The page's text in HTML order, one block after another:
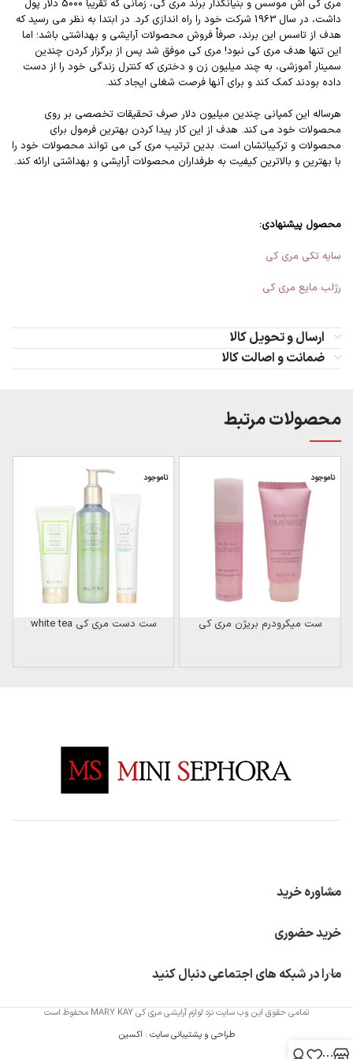
مری کی اش موسس و بنیانگذار برند مری کی، زمانی که تقریباٌ 5000 دلار پول
داشت، در سال 1963 شرکت خود را راه اندازی کرد. در ابتدا به نظر می رسید که
هدف از تاسس این برند، صرفاٌ فروش محصولات آرایشی و بهداشتی باشد؛ اما
این تنها هدف مری کی نبود! مری کی موفق شد پس از برگزار کردن چندین
سمینار آموزشی، به چند میلیون زن و دختری که کنترل زندگی خود را از دست
داده بودند کمک کند و برای آنها فرصت شغلی ایجاد کند.
هرساله این کمپانی چندین میلیون دلار صرف تحقیقات تخصصی بر روی
محصولات خود می کند. هدف از این کار پیدا کردن بهترین فرمول برای
محصولات و ترکیباتشان است. بدین ترتیب مری کی می تواند محصولات خود را
با بهترین و بالاترین کیفیت به طرفداران محصولات آرایشی و بهداشتی ارائه کند.
محصول پیشنهادی:
سایه تکی مری کی
رژلب مایع مری کی
ارسال و تحویل کالا
ضمانت و اصالت کالا
محصولات مرتبط
ناموجود
ست میکرودرم بریژن مری کی
ناموجود
ست دست مری کی white tea
مشاوره خرید
خرید حضوری
ما را در شبکه های اجتماعی دنبال کنید
تمامی حقوق این وب سایت نزد لوازم آرایشی مری کی MARY KAY محفوظ است
طراحی و پشتیبانی سایت : اکسین